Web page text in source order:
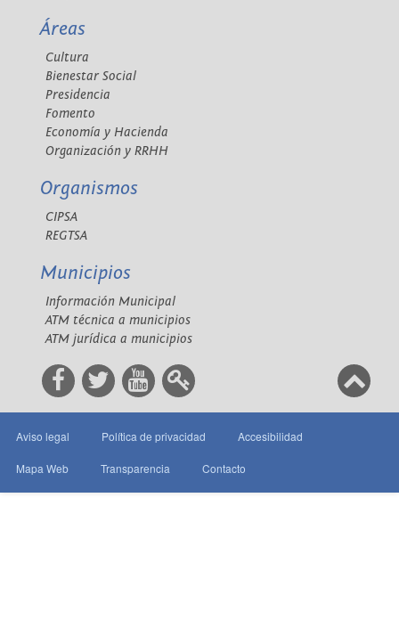
Áreas
Cultura
Bienestar Social
Presidencia
Fomento
Economía y Hacienda
Organización y RRHH
Organismos
CIPSA
REGTSA
Municipios
Información Municipal
ATM técnica a municipios
ATM jurídica a municipios
Aviso legal Política de privacidad Accesibilidad
Mapa Web Transparencia Contacto